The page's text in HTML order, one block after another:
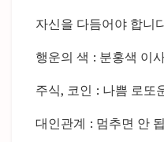
자신을 다듬어야 합니
행운의 색 : 분홍색 이
주식, 코인 : 나쁨 로또
대인관계 : 멈추면 안